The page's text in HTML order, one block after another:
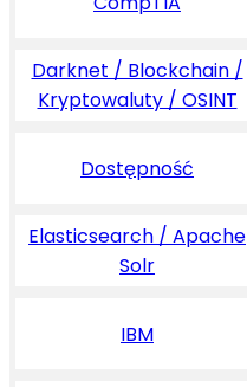
Darknet / Blockchain /
Kryptowaluty / OSINT
Dostępność
Elasticsearch / Apache
Solr
IBM